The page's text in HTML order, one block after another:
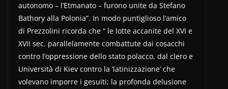
autonomo – l’Etmanato – furono unite da Stefano
Bathory alla Polonia”. In modo puntiglioso l’amico
di Prezzolini ricorda che “ le lotte accanite del XVI e
XVII sec. parallelamente combattute dai cosacchi
contro l’oppressione dello stato polacco, dal clero e
Università di Kiev contro la ‘latinizzazione’ che
volevano imporre i gesuiti; la profonda delusione